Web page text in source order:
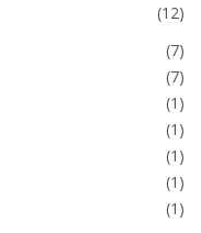
(12)
(7)
(7)
(1)
(1)
(1)
(1)
(1)